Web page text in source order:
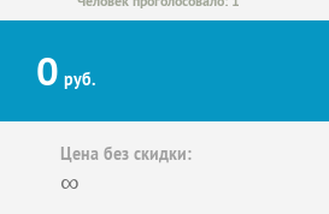
0 руб.
Цена без скидки:
∞